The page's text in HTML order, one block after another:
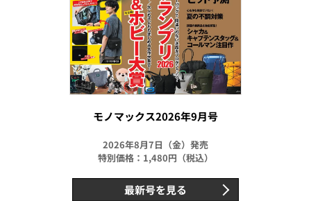
モノマックス2026年9月号
2026年8月7日（金）発売
特別価格：1,480円（税込）
最新号を見る